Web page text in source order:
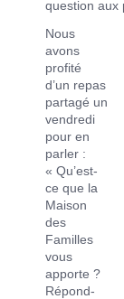
question aux
Nous
avons
profité
d’un repas
partagé un
vendredi
pour en
parler :
« Qu’est-
ce que la
Maison
des
Familles
vous
apporte ?
Répond-